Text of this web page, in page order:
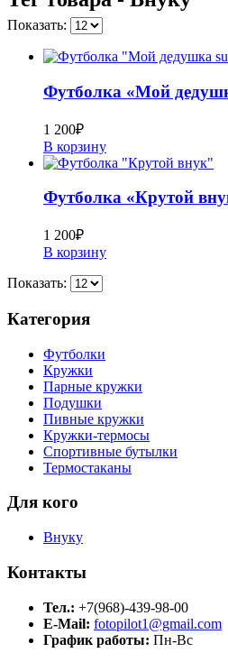
Показать:
Футболка «Мой
1 200₽
В корзину
Футболка «Крутой
1 200₽
В корзину
Показать:
Категория
Футболки
Кружки
Парные кружки
Подушки
Пивные кружки
Кружки-термосы
Спортивные бутылки
Термостаканы
Для кого
Внуку
Контакты
Тел.: +7(968)-439-98-00
E-Mail: fotopilot1@gmail.com
График работы: Пн-Вс